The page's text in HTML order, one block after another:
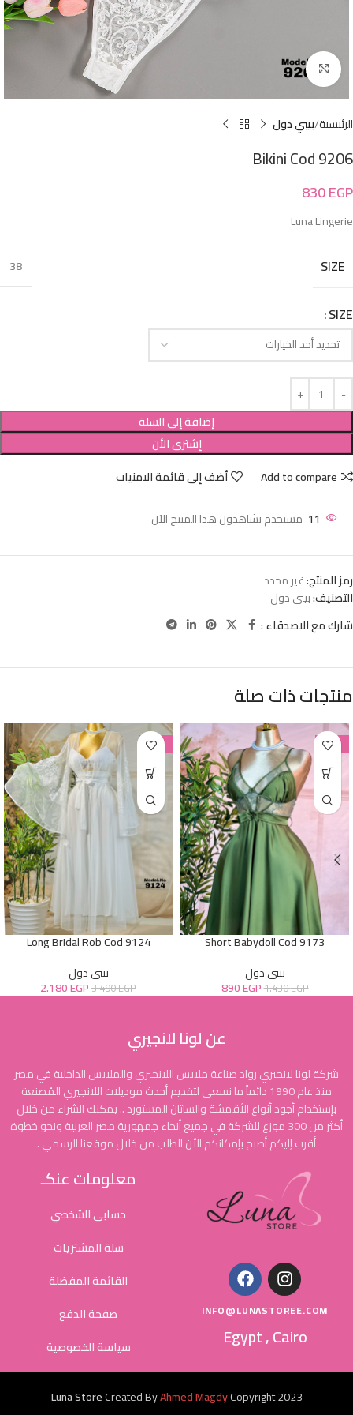
Click to enlarge
الرئيسية بيبي دول
Bikini Cod 9206
830EGP
Luna Lingerie
SIZE
38
SIZE
إضافة إلى السلة
إشترى الأن
Add to compare
أضف إلى قائمة الامنيات
11 مستخدم يشاهدون هذا المنتج الآن
رمز المنتج:غير محدد
التصنيف:بيبي دول
شارك مع الاصدقاء :
منتجات ذات صلة
-38%
Short Babydoll Cod 9173
بيبي دول
1.430EGP
890EGP
-38%
Long Bridal Rob Cod 9124
بيبي دول
3.490EGP
2.180EGP
عن لونا لانجيري
شركة لونا لانجيري رواد صناعة ملابس اللانجيري والملابس الداخلية في مصر
منذ عام 1990 دائماً ما نسعى لتقديم أحدث موديلات اللانجيري المُصنعة
بإستخدام أجود أنواع الأقمشة والساتان المستورد .. يمكنك الشراء من خلال
أكثر من 300 موزع للشركة في جميع أنحاء جمهورية مصر العربية ونحو خطوة
أقرب إليكم أصبح بإمكانكم الأن الطلب من خلال موقعنا الرسمي .
INFO@LUNASTOREE.COM
Egypt , Cairo
معلومات عنكـ
حسابى الشخصي
سلة المشتريات
القائمة المفضلة
صفحة الدفع
سياسة الخصوصية
Luna StoreCreated ByAhmed MagdyCopyright2023